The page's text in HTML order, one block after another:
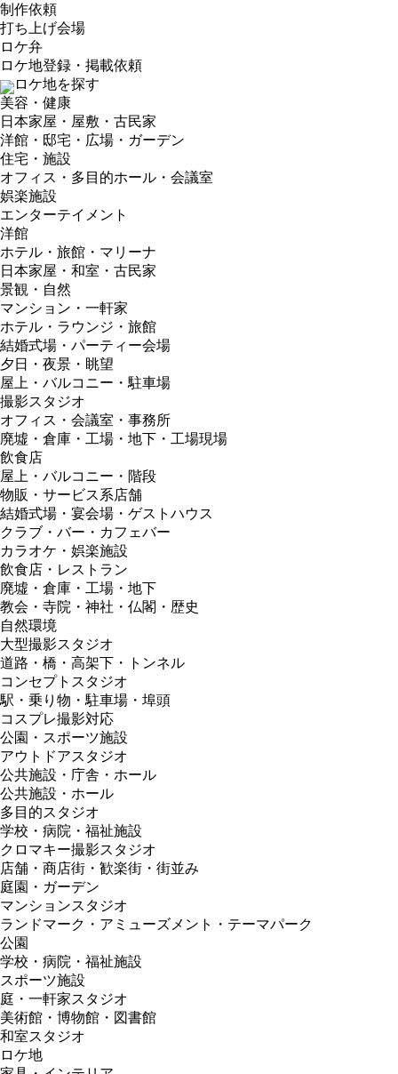
制作依頼
打ち上げ会場
ロケ弁
ロケ地登録・掲載依頼
ロケ地を探す
美容・健康
日本家屋・屋敷・古民家
洋館・邸宅・広場・ガーデン
住宅・施設
オフィス・多目的ホール・会議室
娯楽施設
エンターテイメント
洋館
ホテル・旅館・マリーナ
日本家屋・和室・古民家
景観・自然
マンション・一軒家
ホテル・ラウンジ・旅館
結婚式場・パーティー会場
夕日・夜景・眺望
屋上・バルコニー・駐車場
撮影スタジオ
オフィス・会議室・事務所
廃墟・倉庫・工場・地下・工場現場
飲食店
屋上・バルコニー・階段
物販・サービス系店舗
結婚式場・宴会場・ゲストハウス
クラブ・バー・カフェバー
カラオケ・娯楽施設
飲食店・レストラン
廃墟・倉庫・工場・地下
教会・寺院・神社・仏閣・歴史
自然環境
大型撮影スタジオ
道路・橋・高架下・トンネル
コンセプトスタジオ
駅・乗り物・駐車場・埠頭
コスプレ撮影対応
公園・スポーツ施設
アウトドアスタジオ
公共施設・庁舎・ホール
公共施設・ホール
多目的スタジオ
学校・病院・福祉施設
クロマキー撮影スタジオ
店舗・商店街・歓楽街・街並み
庭園・ガーデン
マンションスタジオ
ランドマーク・アミューズメント・テーマパーク
公園
学校・病院・福祉施設
スポーツ施設
庭・一軒家スタジオ
美術館・博物館・図書館
和室スタジオ
ロケ地